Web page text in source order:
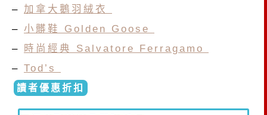
– 加拿大鵝羽絨衣
– 小髒鞋 Golden Goose
–
時尚經典 Salvatore Ferragamo
– Tod’s
讀者優惠折扣